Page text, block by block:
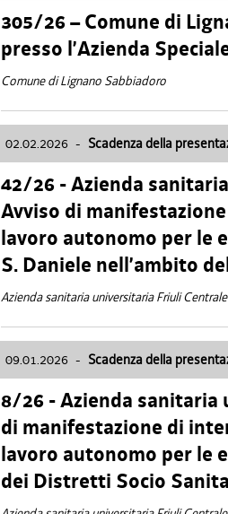
305/26 – Comune di
presso l’Azienda
Comune di Lignano Sabbiadoro
02.02.2026 - Scadenza della
42/26 - Azienda
Avviso di
lavoro autonomo per le
S. Daniele nell’ambito
Azienda sanitaria universitaria Friuli
09.01.2026 - Scadenza della
8/26 - Azienda sanitaria
di manifestazione di
lavoro autonomo per le
dei Distretti Socio